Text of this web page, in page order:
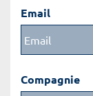
Email
Compagnie